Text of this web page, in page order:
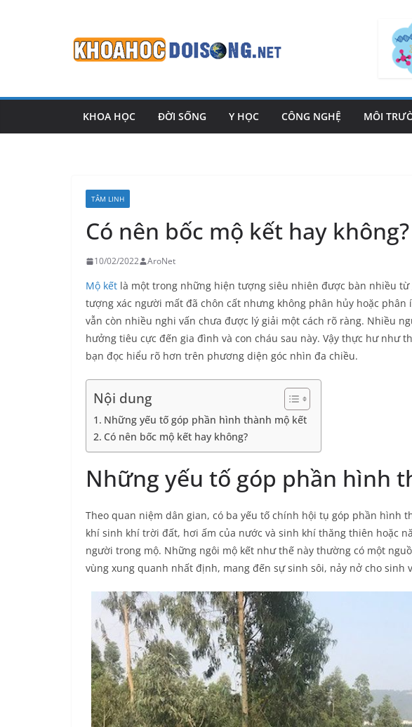
KHOA HỌC ĐỜI SỐNG Y HỌC CÔNG NGHỆ MÔI
TÂM LINH
Có nên bốc mộ kết hay không?
10/02/2022 AroNet
Mộ kết là một trong những hiện tượng siêu nhiên được bàn nhiều
tượng xác người mất đã chôn cất nhưng không phân hủy hoặc
vẫn còn nhiều nghi vấn chưa được lý giải một cách rõ ràng. Nhiều
hưởng tiêu cực đến gia đình và con cháu sau này. Vậy thực hư như
bạn đọc hiểu rõ hơn trên phương diện góc nhìn đa chiều.
Nội dung
Những yếu tố góp phần hình thành mộ kết
Có nên bốc mộ kết hay không?
Những yếu tố góp phần hình
Theo quan niệm dân gian, có ba yếu tố chính hội tụ góp phần hình
khí sinh khí trời đất, hơi ấm của nước và sinh khí thăng thiên hoặc
người trong mộ. Những ngôi mộ kết như thế này thường có một
vùng xung quanh nhất định, mang đến sự sinh sôi, nảy nở cho sinh